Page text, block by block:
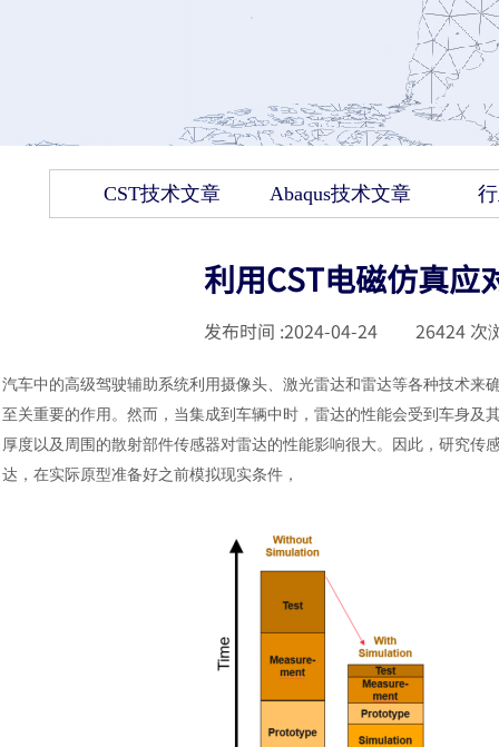
CST技术文章 Abaqus技术文章
利用CST电磁仿真应
发布时间 :2024-04-24 26424 次
汽车中的高级驾驶辅助系统利用摄像头、激光雷达和雷达等各种技术
至关重要的作用。然而，当集成到车辆中时，雷达的性能会受到车身
厚度以及周围的散射部件传感器对雷达的性能影响很大。因此，研究
达，在实际原型准备好之前模拟现实条件，